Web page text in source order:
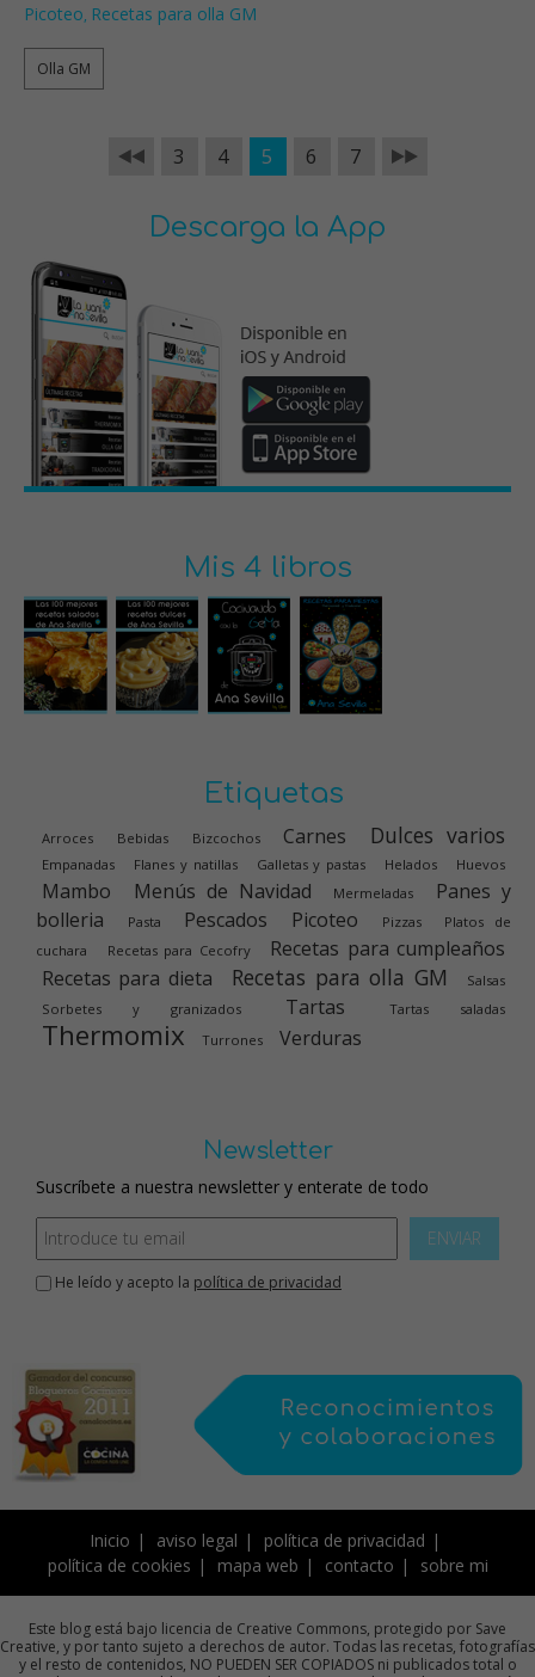
Picoteo, Recetas para olla GM
Olla GM
3 4 5 6 7
Descarga la App
Mis 4 libros
Etiquetas
Arroces Bebidas Bizcochos Carnes Dulces varios
Empanadas Flanes y natillas Galletas y pastas Helados Huevos
Mambo Menús de Navidad Mermeladas
Panes y
bolleria
Pasta Pescados Picoteo Pizzas
Platos de
cuchara
Recetas para Cecofry
Recetas para cumpleaños
Recetas para dieta
Recetas para olla GM
Salsas
Sorbetes y granizados
Tartas Tartas saladas
Thermomix Turrones Verduras
Newsletter
Suscríbete a nuestra newsletter y enterate de todo
ENVIAR
He leído y acepto la política de privacidad
Inicio aviso legal
política de privacidad
política de cookies
mapa web contacto sobre mi
Este blog está bajo licencia de Creative Commons, protegido por Save
Creative, y por tanto sujeto a derechos de autor. Todas las recetas, fotografías
y el resto de contenidos, NO PUEDEN SER COPIADOS ni publicados total o